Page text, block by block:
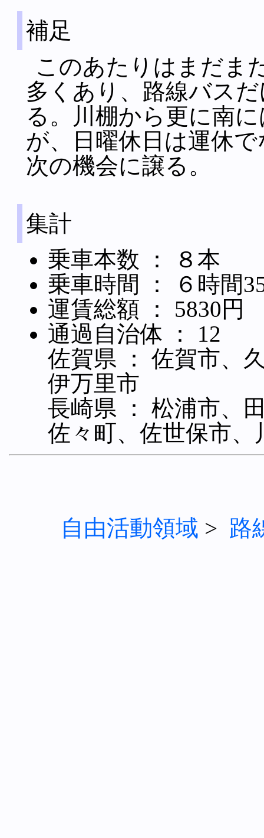
補足
このあたりはまだま
多くあり、路線バス
る。川棚から更に南
が、日曜休日は運休
次の機会に譲る。
集計
乗車本数 ： ８本
乗車時間 ： ６時間
運賃総額 ： 5830円
通過自治体 ： 12
佐賀県 ： 佐賀市、
伊万里市
長崎県 ： 松浦市、
佐々町、佐世保市、
自由活動領域 > 路